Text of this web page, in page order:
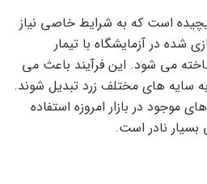
است که به شرایط خاصی نیاز
شده در آزمایشگاه با تیمار
می شود. این فرآیند باعث می
های مختلف زرد تبدیل شوند.
موجود در بازار امروزه استفاده
بسیار نادر است.